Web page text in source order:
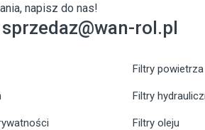
napisz do nas!
sprzedaz@wan-rol.pl
Filtry powietrza
Filtry
Filtry oleju